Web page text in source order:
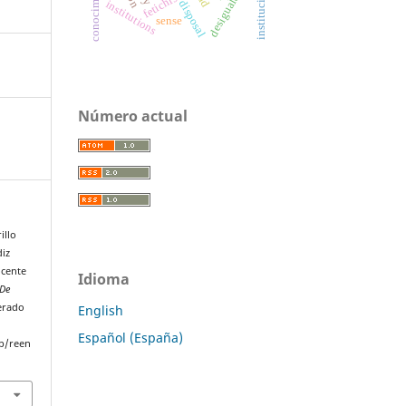
reen
institutions disposal
sense
Número actual
Idioma
English
Español (España)